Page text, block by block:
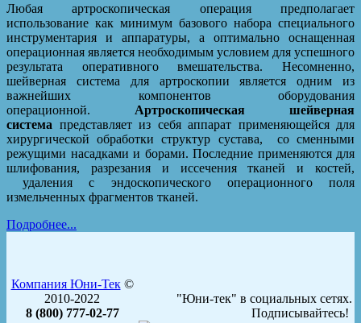
Любая артроскопическая операция предполагает
использование как минимум базового набора специального
инструментария и аппаратуры, а оптимально оснащенная
операционная является необходимым условием для успешного
результата оперативного вмешательства. Несомненно,
шейверная система для артроскопии является одним из
важнейших компонентов оборудования
операционной. Артроскопическая шейверная
система представляет из себя аппарат применяющейся для
хирургической обработки структур сустава, со сменными
режущими насадками и борами. Последние применяются для
шлифования, разрезания и иссечения тканей и костей,
удаления с эндоскопического операционного поля
измельченных фрагментов тканей.
Подробнее...
Компания Юни-Тек©
2010-2022
8 (800) 777-02-77
"Юни-тек" в социальных сетях.
Подписывайтесь!